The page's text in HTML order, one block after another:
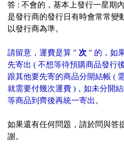
答 : 不會的，基本上發行一星期
是發行商的發行日有時會常常變
以發行商為準。
請留意，運費是算 " 次 " 的，如
先寄出 ( 不想等待預購商品發行
跟其他要先寄的商品分開結帳 (
就需要付幾次運費 )，如未分開
等商品到齊後再統一寄出。
如果還有任何問題，請於問與答
謝。